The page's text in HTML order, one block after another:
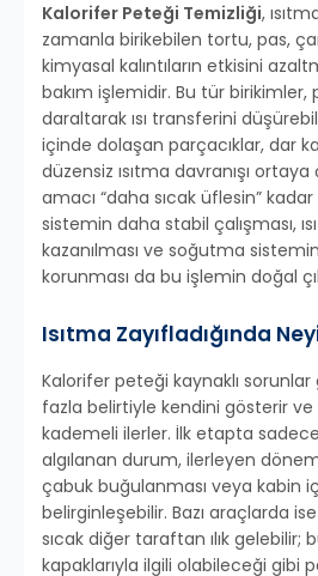
Kalorifer Peteği Temizliği,
zamanla birikebilen tortu, pas,
kimyasal kalıntıların etkisini
bakım işlemidir. Bu tür
daraltarak ısı transferini
içinde dolaşan parçacıklar, dar
düzensiz ısıtma davranışı
amacı “daha sıcak üflesin”
sistemin daha stabil çalışması,
kazanılması ve soğutma
korunması da bu işlemin doğal
Isıtma Zayıfladığında
Kalorifer peteği kaynaklı
fazla belirtiyle kendini gösterir
kademeli ilerler. İlk etapta sadece
algılanan durum, ilerleyen
çabuk buğulanması veya kabin
belirginleşebilir. Bazı araçlarda
sıcak diğer taraftan ılık gelebilir;
kapaklarıyla ilgili olabileceği gibi